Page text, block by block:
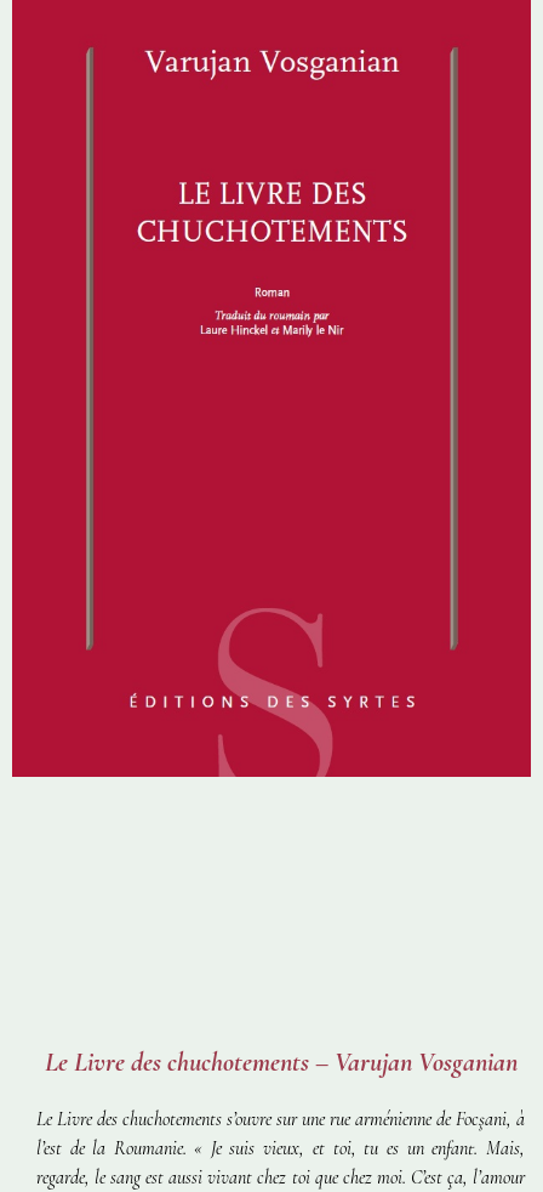
Le Livre des chuchotements – Varujan Vosganian
Le Livre des chuchotements s’ouvre sur une rue arménienne de Focşani, à
l’est de la Roumanie. « Je suis vieux, et toi, tu es un enfant. Mais,
regarde, le sang est aussi vivant chez toi que chez moi. C’est ça, l’amour